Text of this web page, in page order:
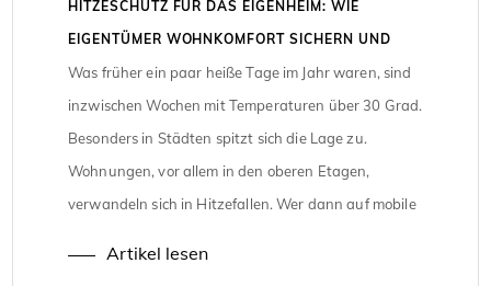
HITZESCHUTZ FÜR DAS EIGENHEIM: WIE
EIGENTÜMER WOHNKOMFORT SICHERN UND
FÖRDERGELDER NUTZEN
Was früher ein paar heiße Tage im Jahr waren, sind
inzwischen Wochen mit Temperaturen über 30 Grad.
Besonders in Städten spitzt sich die Lage zu.
Wohnungen, vor allem in den oberen Etagen,
verwandeln sich in Hitzefallen. Wer dann auf mobile
Artikel lesen